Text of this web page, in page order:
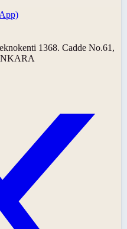
1368. Cadde No.61,